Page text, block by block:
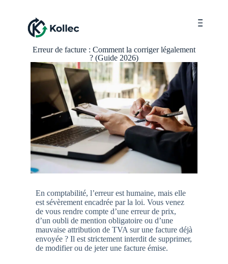
Erreur de facture : Comment la corriger légalement
? (Guide 2026)
En comptabilité, l’erreur est humaine, mais elle
est sévèrement encadrée par la loi. Vous venez
de vous rendre compte d’une erreur de prix,
d’un oubli de mention obligatoire ou d’une
mauvaise attribution de TVA sur une facture déjà
envoyée ? Il est strictement interdit de supprimer,
de modifier ou de jeter une facture émise.